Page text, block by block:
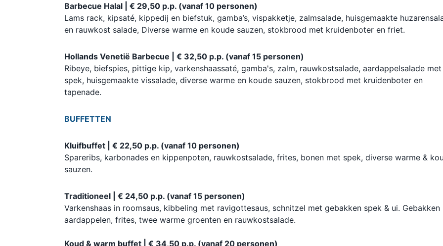
Barbecue Halal | € 29,50 p.p. (vanaf 10 personen)
Lams rack, kipsaté, kippedij en biefstuk, gamba’s, vispakketje, zalmsalade, huisgemaakte
en rauwkost salade, Diverse warme en koude sauzen, stokbrood met kruidenboter en friet.
Hollands Venetië Barbecue | € 32,50 p.p. (vanaf 15 personen)
Ribeye, biefspies, pittige kip, varkenshaassaté, gamba's, zalm, rauwkostsalade, aardappelsalade met
spek, huisgemaakte vissalade, diverse warme en koude sauzen, stokbrood met kruidenboter en
tapenade.
BUFFETTEN
Kluifbuffet | € 22,50 p.p. (vanaf 10 personen)
Spareribs, karbonades en kippenpoten, rauwkostsalade, frites, bonen met spek, diverse warme &
sauzen.
Traditioneel | € 24,50 p.p. (vanaf 15 personen)
Varkenshaas in roomsaus, kibbeling met ravigottesaus, schnitzel met gebakken spek & ui. Gebakken
aardappelen, frites, twee warme groenten en rauwkostsalade.
Koud & warm buffet | € 34,50 p.p. (vanaf 20 personen)